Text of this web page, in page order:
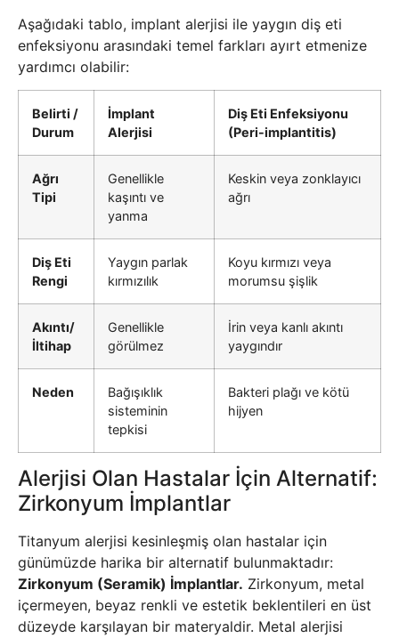
Aşağıdaki tablo, implant alerjisi ile yaygın diş eti
enfeksiyonu arasındaki temel farkları ayırt etmenize
yardımcı olabilir:
Belirti /
Durum
İmplant
Alerjisi
Diş Eti Enfeksiyonu
(Peri-implantitis)
Ağrı
Tipi
Genellikle
kaşıntı ve
yanma
Keskin veya zonklayıcı
ağrı
Diş Eti
Rengi
Yaygın parlak
kırmızılık
Koyu kırmızı veya
morumsu şişlik
Akıntı/
İltihap
Genellikle
görülmez
İrin veya kanlı akıntı
yaygındır
Neden
Bağışıklık
sisteminin
tepkisi
Bakteri plağı ve kötü
hijyen
Alerjisi Olan Hastalar İçin Alternatif:
Zirkonyum İmplantlar
Titanyum alerjisi kesinleşmiş olan hastalar için
günümüzde harika bir alternatif bulunmaktadır:
Zirkonyum (Seramik) İmplantlar. Zirkonyum, metal
içermeyen, beyaz renkli ve estetik beklentileri en üst
düzeyde karşılayan bir materyaldir. Metal alerjisi